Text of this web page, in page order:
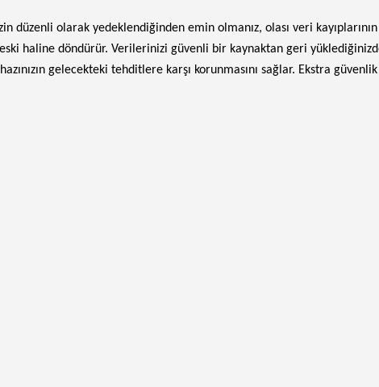
olarak yedeklendiğinden emin olmanız, olası veri
haline döndürür. Verilerinizi güvenli bir kaynaktan geri
gelecekteki tehditlere karşı korunmasını sağlar. Ekstra